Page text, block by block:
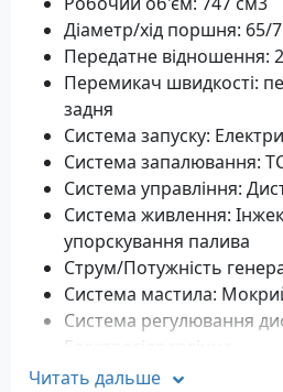
Діаметр/хід поршня: 65/
Передатне відношення:
Перемикач швидкості:
задня
Система запуску:
Система запалювання:
Система управління:
Система живлення:
упорскування палива
Струм/Потужність
Система мастила:
Система регулювання
Електрогідравлічна
Система газорозподілу:
Читать дальше